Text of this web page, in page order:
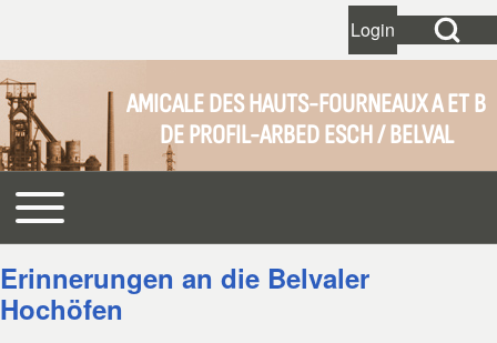
Close search
Search
Open Search
User account
LoginOpen login
AMICALE DES HAUTS-FOURNEAUX A ET B
DE PROFIL-ARBED ESCH / BELVAL
Main navigation
Toggle main menu
Erinnerungen an die Belvaler
Hochöfen